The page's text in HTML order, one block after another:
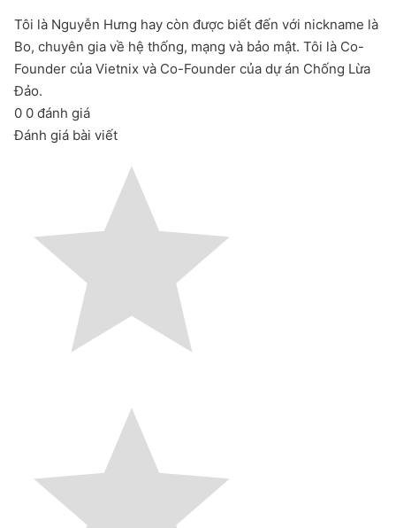
Tôi là Nguyễn Hưng hay còn được biết đến với nickname là
Bo, chuyên gia về hệ thống, mạng và bảo mật. Tôi là Co-
Founder của Vietnix và Co-Founder của dự án Chống Lừa
Đảo.
0 0 đánh giá
Đánh giá bài viết